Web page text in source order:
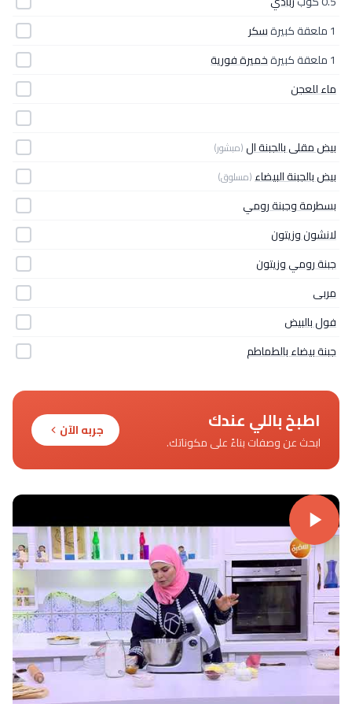
1 ملعقة كبيرة
سكر
1 ملعقة كبيرة
خميرة فورية
ماء للعجن
بيض مقلى بالجبنة ال(مبشور)
بيض بالجبنة البيضاء(مسلوق)
بسطرمة وجبنة رومي
لانشون وزيتون
جبنة رومي وزيتون
مربى
فول بالبيض
جبنة بيضاء بالطماطم
اطبخ باللي عندك
ابحث عن وصفات بناءً على مكوناتك.
جربه الآن